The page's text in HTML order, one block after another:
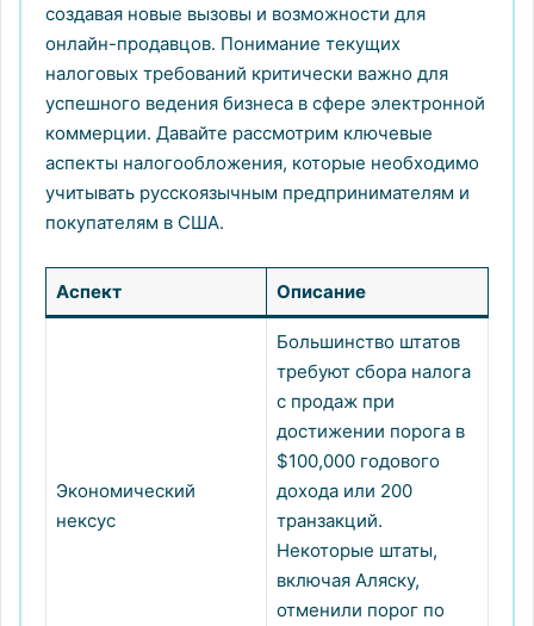
создавая новые вызовы и возможности для
онлайн-продавцов. Понимание текущих
налоговых требований критически важно для
успешного ведения бизнеса в сфере электронной
коммерции. Давайте рассмотрим ключевые
аспекты налогообложения, которые необходимо
учитывать русскоязычным предпринимателям и
покупателям в США.
Аспект Описание
Экономический
нексус
Большинство штатов
требуют сбора налога
с продаж при
достижении порога в
$100,000 годового
дохода или 200
транзакций.
Некоторые штаты,
включая Аляску,
отменили порог по